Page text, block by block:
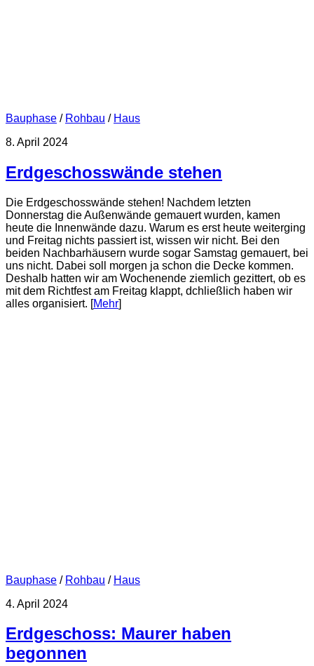
Bauphase / Rohbau / Haus
8. April 2024
Erdgeschosswände stehen
Die Erdgeschosswände stehen! Nachdem letzten
Donnerstag die Außenwände gemauert wurden, kamen
heute die Innenwände dazu. Warum es erst heute weiterging
und Freitag nichts passiert ist, wissen wir nicht. Bei den
beiden Nachbarhäusern wurde sogar Samstag gemauert, bei
uns nicht. Dabei soll morgen ja schon die Decke kommen.
Deshalb hatten wir am Wochenende ziemlich gezittert, ob es
mit dem Richtfest am Freitag klappt, dchließlich haben wir
alles organisiert. [Mehr]
Bauphase / Rohbau / Haus
4. April 2024
Erdgeschoss: Maurer haben
begonnen